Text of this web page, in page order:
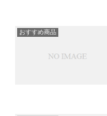
おすすめ商品